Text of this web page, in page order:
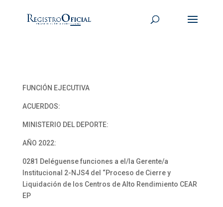
FUNCIÓN EJECUTIVA
ACUERDOS:
MINISTERIO DEL DEPORTE:
AÑO 2022:
0281 Deléguense funciones a el/la Gerente/a
Institucional 2-NJS4 del “Proceso de Cierre y
Liquidación de los Centros de Alto Rendimiento CEAR
EP